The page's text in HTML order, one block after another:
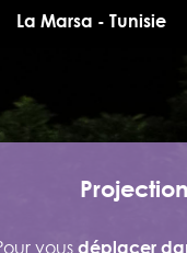
La Marsa - Tunisie